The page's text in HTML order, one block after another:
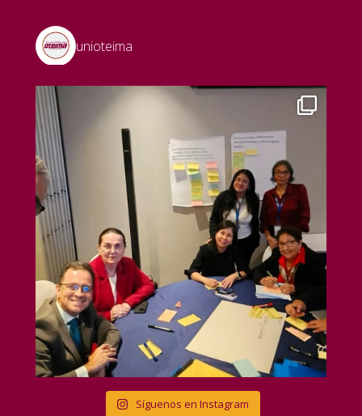
unioteima
Síguenos en Instagram